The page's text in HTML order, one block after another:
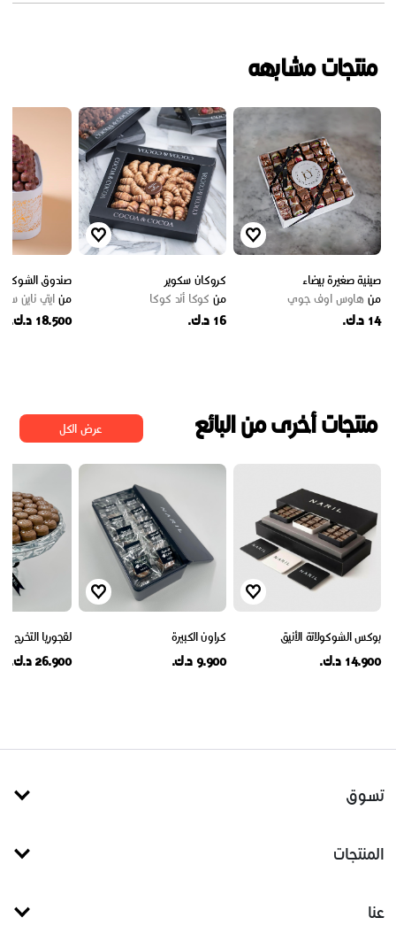
منتجات مشابهه
صينية صغيرة بيضاء
من هاوس اوف جوي
14 د.ك.
كروكان سكوير
من كوكا أند كوكا
16 د.ك.
صندوق
من ايتي ناين
18.500 د.ك.
منتجات أخرى من البائع عرض الكل
بوكس الشوكولاتة الأنيق
14.900 د.ك.
كراون الكبيرة
9.900 د.ك.
لقجوريا التخرج
26.900 د.ك.
تسوق
المنتجات
عنا